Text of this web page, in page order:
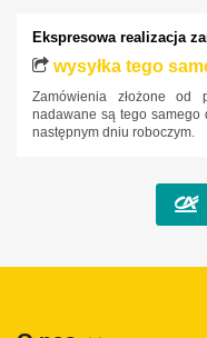
Ekspresowa realizacja
wysyłka tego
Zamówienia złożone od
nadawane są tego samego
następnym dniu roboczym.